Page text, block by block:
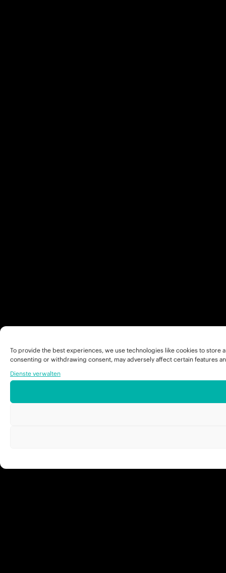
To provide the best experiences, we use technologies like cookies to
consenting or withdrawing consent, may adversely affect certain features
Dienste verwalten